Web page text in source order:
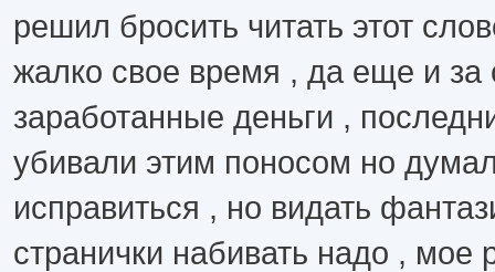
решил бросить читать этот
жалко свое время , да еще и за
заработанные деньги ,
убивали этим поносом но
исправиться , но видать
странички набивать надо , мое